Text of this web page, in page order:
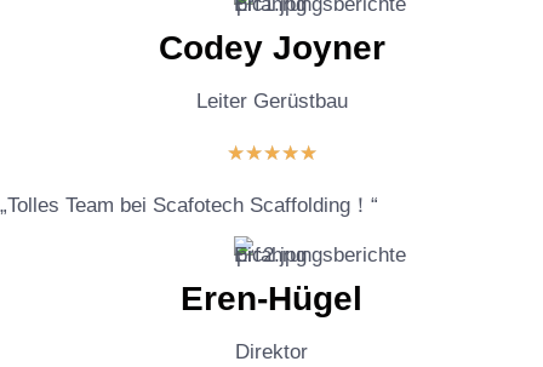
Codey Joyner
Leiter Gerüstbau
★★★★★
„Tolles Team bei Scafotech Scaffolding！“
Eren-Hügel
Direktor